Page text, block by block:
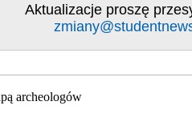
Aktualizacje proszę
archeologów